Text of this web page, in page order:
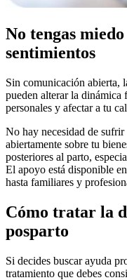
No tengas
sentimientos
Sin comunicación abierta,
pueden alterar la dinámica
personales y afectar a tu
No hay necesidad de
abiertamente sobre tu
posteriores al parto,
El apoyo está disponible
hasta familiares y
Cómo tratar la
posparto
Si decides buscar ayuda
tratamiento que debes